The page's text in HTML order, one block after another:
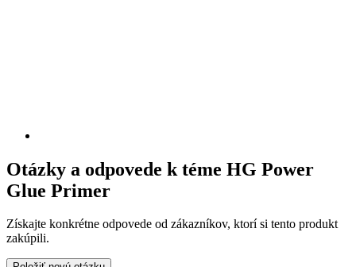
Otázky a odpovede k téme HG Power
Glue Primer
Získajte konkrétne odpovede od zákazníkov, ktorí si tento produkt
zakúpili.